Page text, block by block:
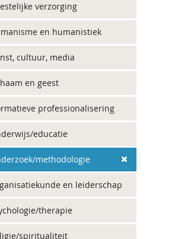
verzorging
en humanistiek
cultuur, media
en geest
professionalisering
educatie
methodologie
en leiderschap
therapie
spiritualiteit